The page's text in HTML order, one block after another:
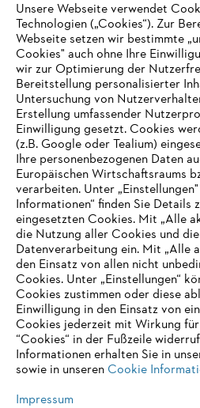
Unternehmen
Häufig gestellte Fragen
Support
Datenschutz Impressum
Rechtliche Informationen
STIHL VERTRIEBS AG, 8617 Mönchaltorf
IHR BROWSER
UNTERSTÜTZT
Sie nutzen einen Browser, den wir
eine optimale Nutzung unserer Seite
einem der folgenden Browser zu
Unsere Webseite verwendet
Technologien („Cookies“). Zur
Webseite setzen wir bestimmte
Cookies" auch ohne Ihre
wir zur Optimierung der
Bereitstellung personalisierter
Untersuchung von
Erstellung umfassender
Einwilligung gesetzt. Cookies
(z.B. Google oder Tealium)
Ihre personenbezogenen Daten
Europäischen Wirtschaftsraums
verarbeiten. Unter
Informationen“ finden Sie Details
eingesetzten Cookies. Mit „Alle
die Nutzung aller Cookies und
Datenverarbeitung ein. Mit „Alle
den Einsatz von allen nicht
Cookies. Unter „Einstellungen“
Cookies zustimmen oder diese
Einwilligung in den Einsatz von
Cookies jederzeit mit Wirkung
“Cookies“ in der Fußzeile
Informationen erhalten Sie in
sowie in unseren Cookie
Impressum